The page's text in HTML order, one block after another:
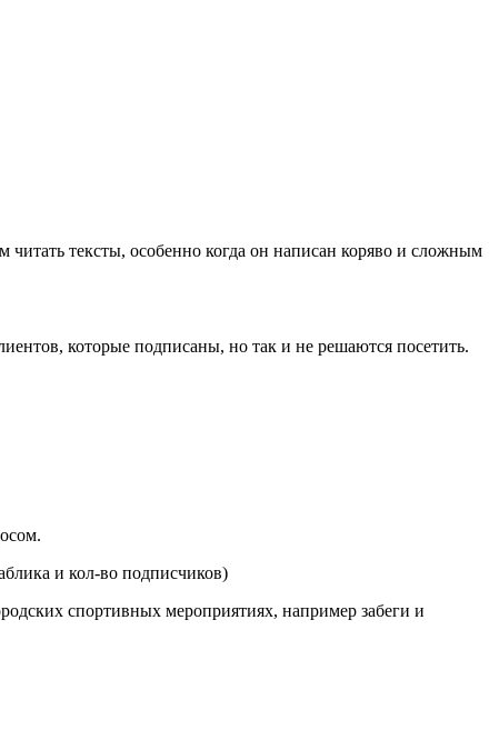
тексты, особенно когда он написан коряво и сложным
которые подписаны, но так и не решаются посетить.
и кол-во подписчиков)
спортивных мероприятиях, например забеги и